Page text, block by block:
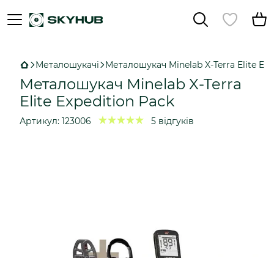
Металошукачі Металошукач Minelab X-Terra Elite
Металошукач Minelab X-Terra
Elite Expedition Pack
Артикул: 123006 5 відгуків